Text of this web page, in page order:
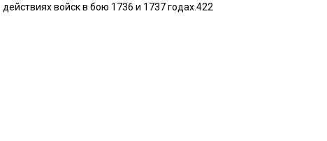
войск в бою 1736 и 1737 годах.422